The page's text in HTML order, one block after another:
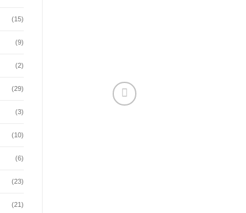
(15)
(9)
(2)
(29)
(3)
(10)
(6)
(23)
(21)